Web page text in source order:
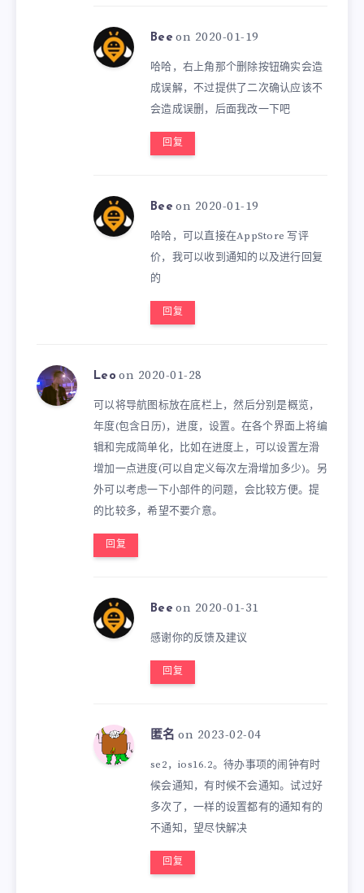
Bee on 2020-01-19
哈哈，右上角那个删除按钮确实会造
成误解，不过提供了二次确认应该不
会造成误删，后面我改一下吧
回复
Bee on 2020-01-19
哈哈，可以直接在AppStore 写评
价，我可以收到通知的以及进行回复
的
回复
Leo on 2020-01-28
可以将导航图标放在底栏上，然后分别是概览，
年度(包含日历)，进度，设置。在各个界面上将编
辑和完成简单化，比如在进度上，可以设置左滑
增加一点进度(可以自定义每次左滑增加多少)。另
外可以考虑一下小部件的问题，会比较方便。提
的比较多，希望不要介意。
回复
Bee on 2020-01-31
感谢你的反馈及建议
回复
匿名 on 2023-02-04
se2，ios16.2。待办事项的闹钟有时
候会通知，有时候不会通知。试过好
多次了，一样的设置都有的通知有的
不通知，望尽快解决
回复